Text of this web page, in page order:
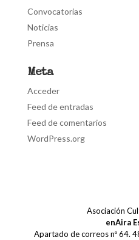
Convocatorias
Noticias
Prensa
Meta
Acceder
Feed de entradas
Feed de comentarios
WordPress.org
Asociación
enAira
Apartado de correos nº 64.